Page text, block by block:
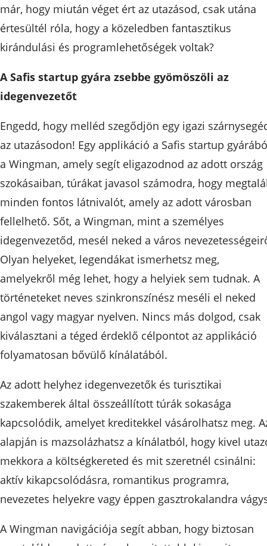
már, hogy miután véget ért az utazásod, csak utána
értesültél róla, hogy a közeledben fantasztikus
kirándulási és programlehetőségek voltak?
A Safis startup gyára zsebbe gyömöszöli az
idegenvezetőt
Engedd, hogy melléd szegődjön egy igazi
az utazásodon! Egy applikáció a Safis startup
a Wingman, amely segít eligazodnod az adott ország
szokásaiban, túrákat javasol számodra, hogy
minden fontos látnivalót, amely az adott városban
fellelhető. Sőt, a Wingman, mint a személyes
idegenvezetőd, mesél neked a város
Olyan helyeket, legendákat ismerhetsz meg,
amelyekről még lehet, hogy a helyiek sem tudnak. A
történeteket neves szinkronszínész meséli el neked
angol vagy magyar nyelven. Nincs más dolgod, csak
kiválasztani a téged érdeklő célpontot az applikáció
folyamatosan bővülő kínálatából.
Az adott helyhez idegenvezetők és turisztikai
szakemberek által összeállított túrák sokasága
kapcsolódik, amelyet kreditekkel vásárolhatsz meg.
alapján is mazsolázhatsz a kínálatból, hogy kivel
mekkora a költségkereted és mit szeretnél csinálni:
aktív kikapcsolódásra, romantikus programra,
nevezetes helyekre vagy éppen gasztrokalandra
A Wingman navigációja segít abban, hogy biztosan